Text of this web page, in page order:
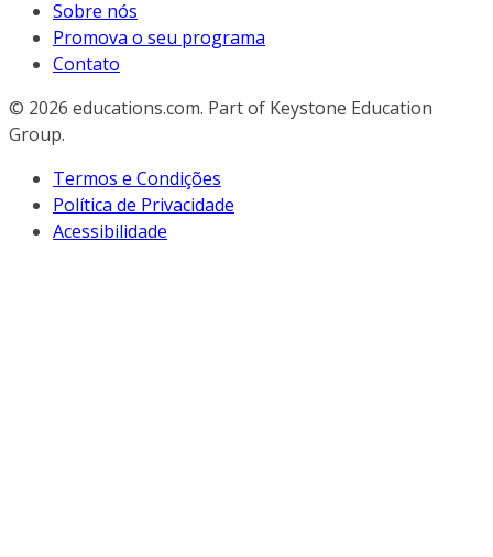
Sobre nós
Promova o seu programa
Contato
© 2026 educations.com. Part of Keystone Education
Group.
Termos e Condições
Política de Privacidade
Acessibilidade